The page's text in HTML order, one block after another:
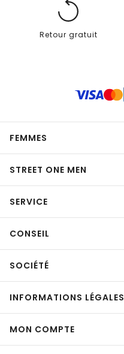
Retour gratuit
FEMMES
STREET ONE MEN
SERVICE
CONSEIL
SOCIÉTÉ
INFORMATIONS LÉGALES
MON COMPTE